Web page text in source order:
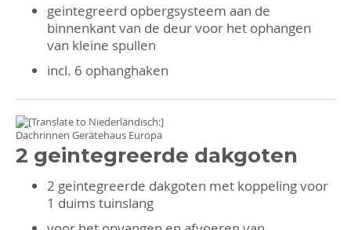
geintegreerd opbergsysteem aan de
binnenkant van de deur voor het ophangen
van kleine spullen
incl. 6 ophanghaken
2 geintegreerde dakgoten
2 geintegreerde dakgoten met koppeling voor
1 duims tuinslang